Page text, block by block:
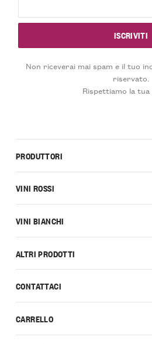
Non riceverai mai spam e il tuo
riservato.
Rispettiamo la tua
CONTATTACI
CARRELLO
PRODUTTORI
VINI ROSSI
VINI BIANCHI
ALTRI PRODOTTI